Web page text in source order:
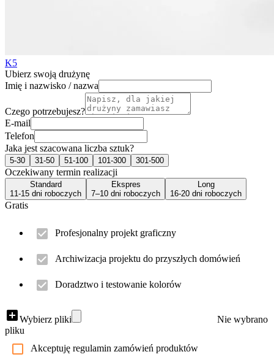
K5
Ubierz swoją drużynę
Imię i nazwisko / nazwa
Czego potrzebujesz?
E-mail
Telefon
Jaka jest szacowana liczba sztuk?
5-30 31-50 51-100 101-300 301-500
Oczekiwany termin realizacji
Standard
11-15 dni roboczych
Ekspres
7–10 dni roboczych
Long
16-20 dni roboczych
Gratis
Profesjonalny projekt graficzny
Archiwizacja projektu do przyszłych domówień
Doradztwo i testowanie kolorów
Wybierz pliki
Nie wybrano
pliku
Akceptuję regulamin zamówień produktów